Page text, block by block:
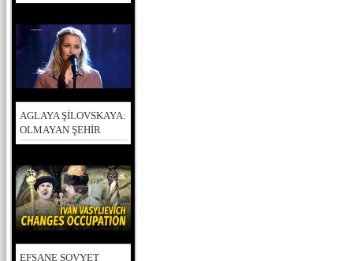
AGLAYA ŞİLOVSKAYA:
OLMAYAN ŞEHİR
EFSANE SOVYET